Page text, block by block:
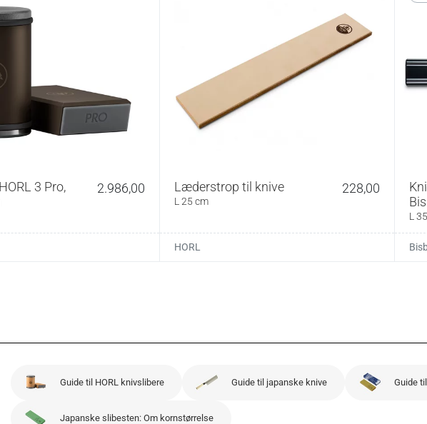
firma grundlagt i 2016 med base i Schwarzwald i
Virksomheden anvender lokale materialer i
knivslibere
3 Pro,
2.986,00 Læderstrop til knive
L 25 cm
228,00
HORL
L
Guide til HORL knivslibere Guide til japanske knive Guide
Japanske slibesten: Om kornstørrelse